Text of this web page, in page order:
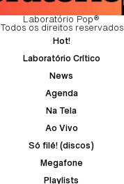
Laboratório Pop®
Todos os direitos reservados
Hot!
Laboratório Crítico
News
Agenda
Na Tela
Ao Vivo
Só filé! (discos)
Megafone
Playlists